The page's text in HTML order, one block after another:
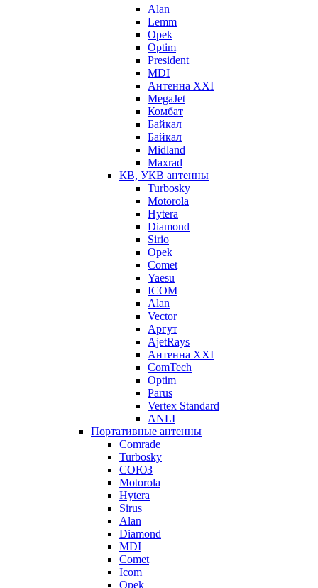
Alan
Lemm
Opek
Optim
President
MDI
Антенна XXI
MegaJet
Комбат
Байкал
Байкал
Midland
Maxrad
КВ, УКВ антенны
Turbosky
Motorola
Hytera
Diamond
Sirio
Opek
Comet
Yaesu
ICOM
Alan
Vector
Аргут
AjetRays
Антенна XXI
ComTech
Optim
Parus
Vertex Standard
ANLI
Портативные антенны
Comrade
Turbosky
СОЮЗ
Motorola
Hytera
Sirus
Alan
Diamond
MDI
Comet
Icom
Opek